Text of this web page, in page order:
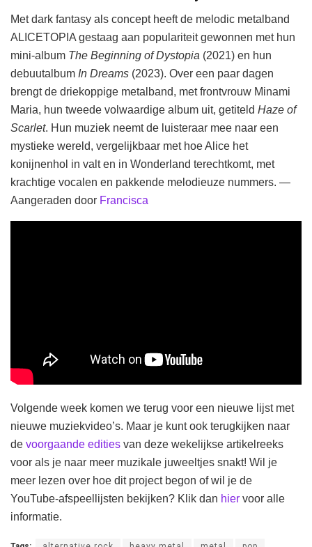
Met dark fantasy als concept heeft de melodic metalband
ALICETOPIA gestaag aan populariteit gewonnen met hun
mini-album The Beginning of Dystopia (2021) en hun
debuutalbum In Dreams (2023). Over een paar dagen
brengt de driekoppige metalband, met frontvrouw Minami
Maria, hun tweede volwaardige album uit, getiteld Haze of
Scarlet. Hun muziek neemt de luisteraar mee naar een
mystieke wereld, vergelijkbaar met hoe Alice het
konijnenhol in valt en in Wonderland terechtkomt, met
krachtige vocalen en pakkende melodieuze nummers. —
Aangeraden door Francisca
Volgende week komen we terug voor een nieuwe lijst met
nieuwe muziekvideo’s. Maar je kunt ook terugkijken naar
de voorgaande edities van deze wekelijkse artikelreeks
voor als je naar meer muzikale juweeltjes snakt! Wil je
meer lezen over hoe dit project begon of wil je de
YouTube-afspeellijsten bekijken? Klik dan hier voor alle
informatie.